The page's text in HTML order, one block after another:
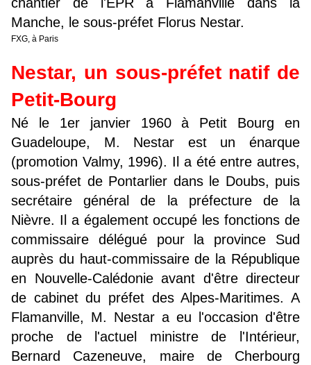
Manche, le sous-préfet Florus Nestar.
FXG, à Paris
Nestar, un sous-préfet natif de
Petit-Bourg
Né le 1er janvier 1960 à Petit Bourg en
Guadeloupe, M. Nestar est un énarque
(promotion Valmy, 1996). Il a été entre autres,
sous-préfet de Pontarlier dans le Doubs, puis
secrétaire général de la préfecture de la
Nièvre. Il a également occupé les fonctions de
commissaire délégué pour la province Sud
auprès du haut-commissaire de la République
en Nouvelle-Calédonie avant d'être directeur
de cabinet du préfet des Alpes-Maritimes. A
Flamanville, M. Nestar a eu l'occasion d'être
proche de l'actuel ministre de l'Intérieur,
Bernard Cazeneuve, maire de Cherbourg